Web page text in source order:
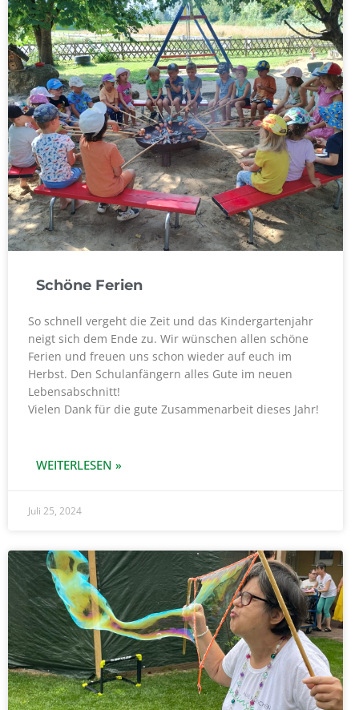
Schöne Ferien
So schnell vergeht die Zeit und das Kindergartenjahr
neigt sich dem Ende zu. Wir wünschen allen schöne
Ferien und freuen uns schon wieder auf euch im
Herbst. Den Schulanfängern alles Gute im neuen
Lebensabschnitt!
Vielen Dank für die gute Zusammenarbeit dieses Jahr!
WEITERLESEN »
Juli 25, 2024